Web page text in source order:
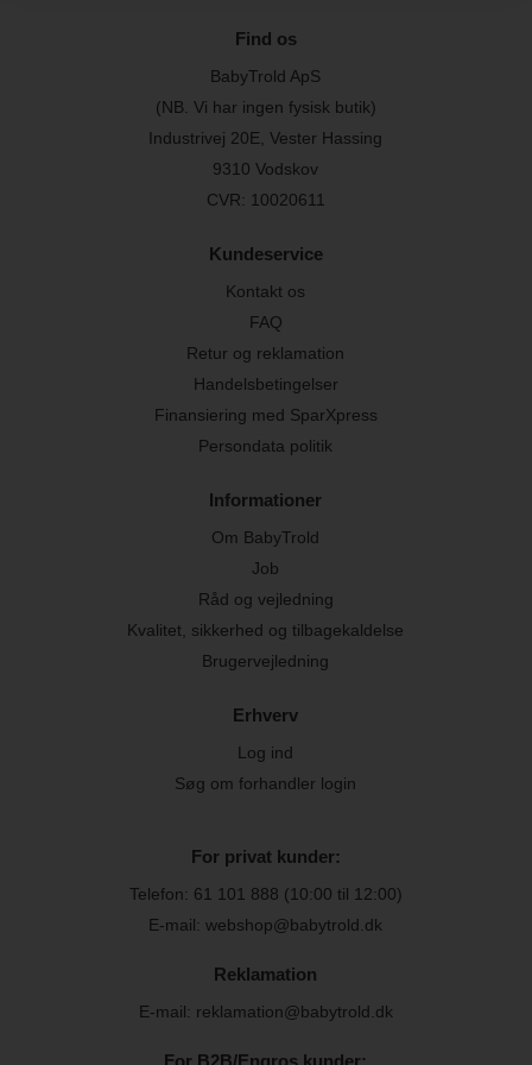
Find os
BabyTrold ApS
(NB. Vi har ingen fysisk butik)
Industrivej 20E, Vester Hassing
9310 Vodskov
CVR: 10020611
Kundeservice
Kontakt os
FAQ
Retur og reklamation
Handelsbetingelser
Finansiering med SparXpress
Persondata politik
Informationer
Om BabyTrold
Job
Råd og vejledning
Kvalitet, sikkerhed og tilbagekaldelse
Brugervejledning
Erhverv
Log ind
Søg om forhandler login
For privat kunder:
Telefon: 61 101 888 (10:00 til 12:00)
E-mail: webshop@babytrold.dk
Reklamation
E-mail: reklamation@babytrold.dk
For B2B/Engros kunder: